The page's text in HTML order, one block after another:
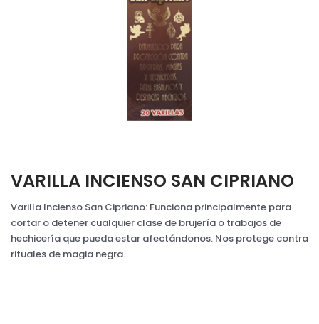
VARILLA INCIENSO SAN CIPRIANO
Varilla Incienso San Cipriano: Funciona principalmente para
cortar o detener cualquier clase de brujería o trabajos de
hechicería que pueda estar afectándonos. Nos protege contra
rituales de magia negra.